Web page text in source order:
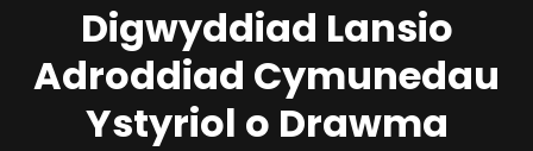
Digwyddiad Lansio
Adroddiad Cymunedau
Ystyriol o Drawma